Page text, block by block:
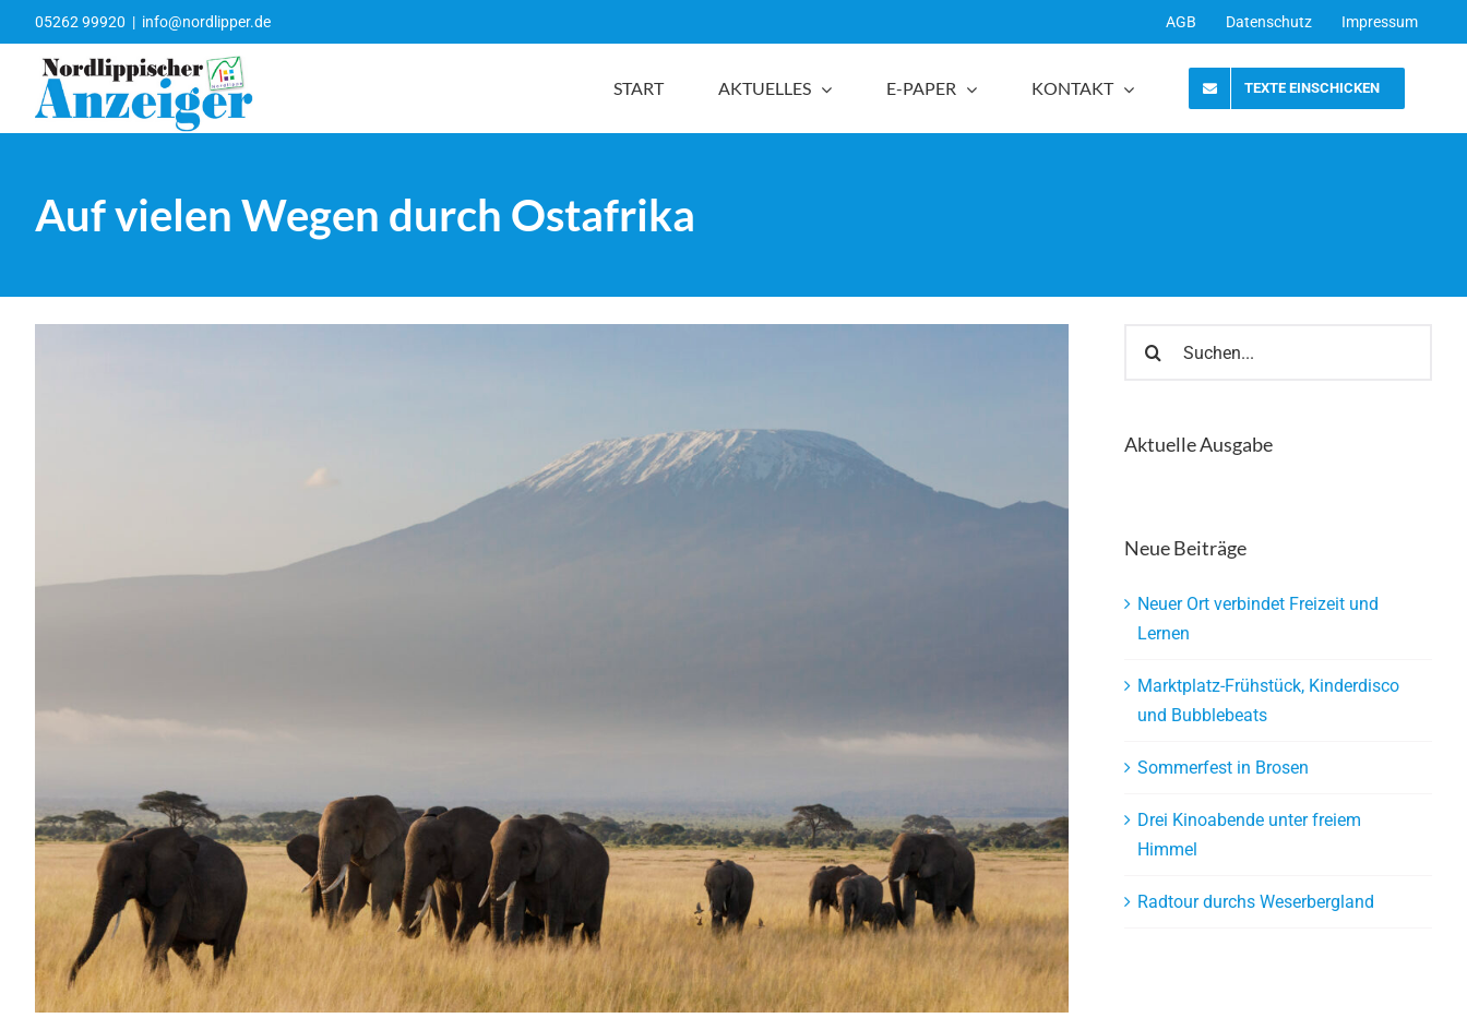
Inhalt
springen
05262 99920 | info@nordlipper.de AGB Datenschutz Impressum
START AKTUELLES E-PAPER KONTAKT TEXTE EINSCHICKEN
Auf vielen Wegen durch Ostafrika
nach:
Aktuelle Ausgabe
Neue Beiträge
Neuer Ort verbindet Freizeit und
Lernen
Marktplatz-Frühstück, Kinderdisco
und Bubblebeats
Sommerfest in Brosen
Drei Kinoabende unter freiem
Himmel
Radtour durchs Weserbergland